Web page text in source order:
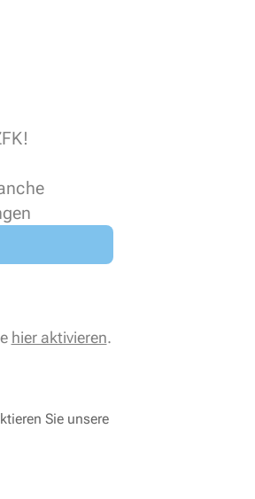
hier aktivieren.
Sie unsere